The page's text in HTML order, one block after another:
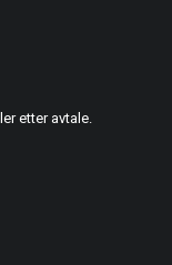
etter avtale.